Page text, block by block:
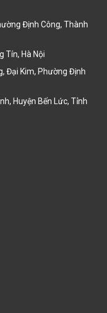
Định Công, Thành
Tín, Hà Nội
Đại Kim, Phường Định
Huyện Bến Lức, Tỉnh